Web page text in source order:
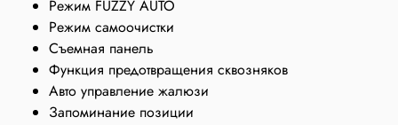
Режим FUZZY AUTO
Режим самоочистки
Съемная панель
Функция предотвращения сквозняков
Авто управление жалюзи
Запоминание позиции